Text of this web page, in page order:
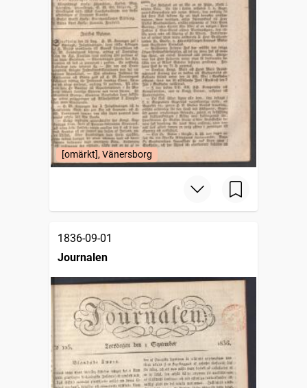
[omärkt], Vänersborg
1836-09-01
Journalen